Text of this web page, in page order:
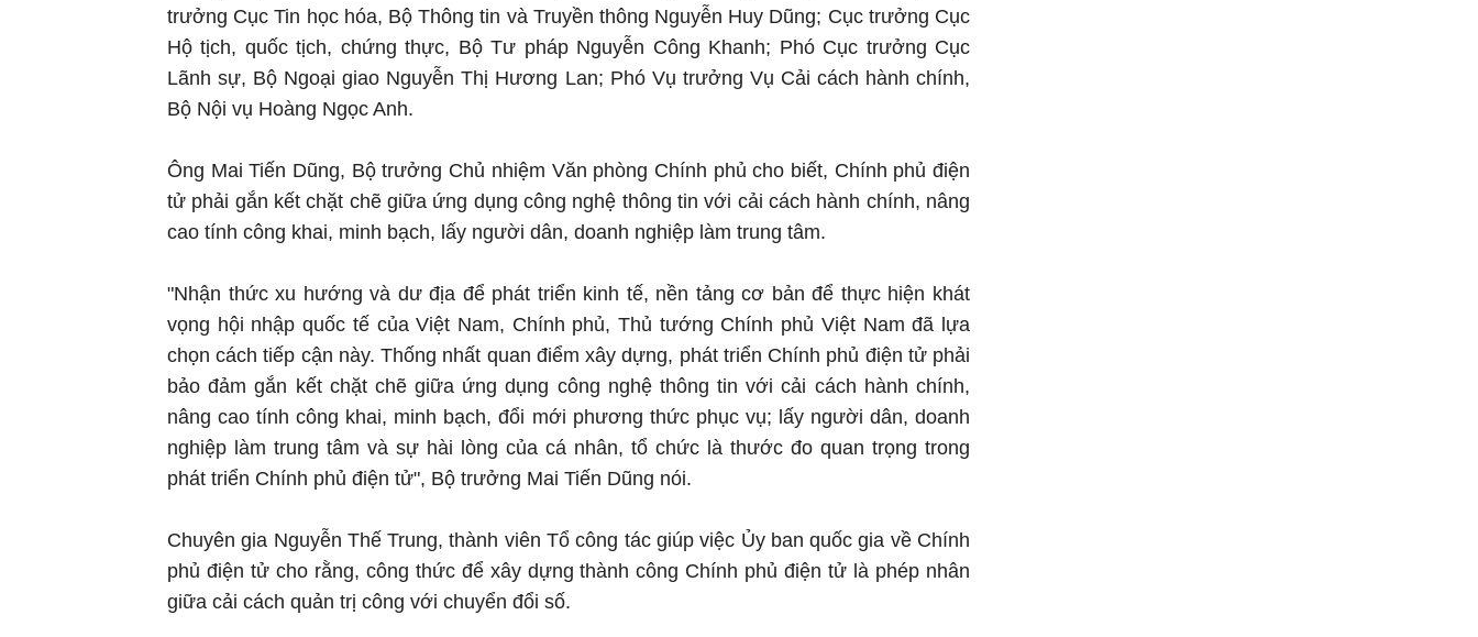
trưởng Cục Tin học hóa, Bộ Thông tin và Truyền thông Nguyễn Huy Dũng; Cục trưởng Cục
Hộ tịch, quốc tịch, chứng thực, Bộ Tư pháp Nguyễn Công Khanh; Phó Cục trưởng Cục
Lãnh sự, Bộ Ngoại giao Nguyễn Thị Hương Lan; Phó Vụ trưởng Vụ Cải cách hành chính,
Bộ Nội vụ Hoàng Ngọc Anh.
Ông Mai Tiến Dũng, Bộ trưởng Chủ nhiệm Văn phòng Chính phủ cho biết, Chính phủ điện
tử phải gắn kết chặt chẽ giữa ứng dụng công nghệ thông tin với cải cách hành chính, nâng
cao tính công khai, minh bạch, lấy người dân, doanh nghiệp làm trung tâm.
"Nhận thức xu hướng và dư địa để phát triển kinh tế, nền tảng cơ bản để thực hiện khát
vọng hội nhập quốc tế của Việt Nam, Chính phủ, Thủ tướng Chính phủ Việt Nam đã lựa
chọn cách tiếp cận này. Thống nhất quan điểm xây dựng, phát triển Chính phủ điện tử phải
bảo đảm gắn kết chặt chẽ giữa ứng dụng công nghệ thông tin với cải cách hành chính,
nâng cao tính công khai, minh bạch, đổi mới phương thức phục vụ; lấy người dân, doanh
nghiệp làm trung tâm và sự hài lòng của cá nhân, tổ chức là thước đo quan trọng trong
phát triển Chính phủ điện tử", Bộ trưởng Mai Tiến Dũng nói.
Chuyên gia Nguyễn Thế Trung, thành viên Tổ công tác giúp việc Ủy ban quốc gia về Chính
phủ điện tử cho rằng, công thức để xây dựng thành công Chính phủ điện tử là phép nhân
giữa cải cách quản trị công với chuyển đổi số.